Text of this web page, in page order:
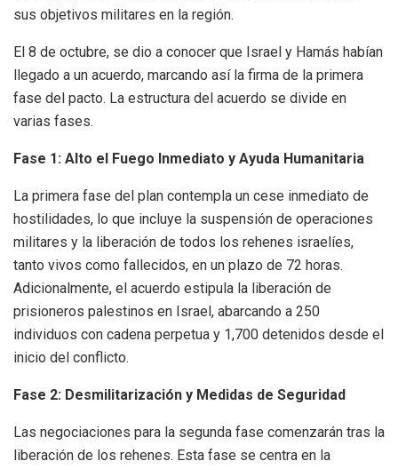
sus objetivos militares en la región.
El 8 de octubre, se dio a conocer que Israel y Hamás habían
llegado a un acuerdo, marcando así la firma de la primera
fase del pacto. La estructura del acuerdo se divide en
varias fases.
Fase 1: Alto el Fuego Inmediato y Ayuda Humanitaria
La primera fase del plan contempla un cese inmediato de
hostilidades, lo que incluye la suspensión de operaciones
militares y la liberación de todos los rehenes israelíes,
tanto vivos como fallecidos, en un plazo de 72 horas.
Adicionalmente, el acuerdo estipula la liberación de
prisioneros palestinos en Israel, abarcando a 250
individuos con cadena perpetua y 1,700 detenidos desde el
inicio del conflicto.
Fase 2: Desmilitarización y Medidas de Seguridad
Las negociaciones para la segunda fase comenzarán tras la
liberación de los rehenes. Esta fase se centra en la